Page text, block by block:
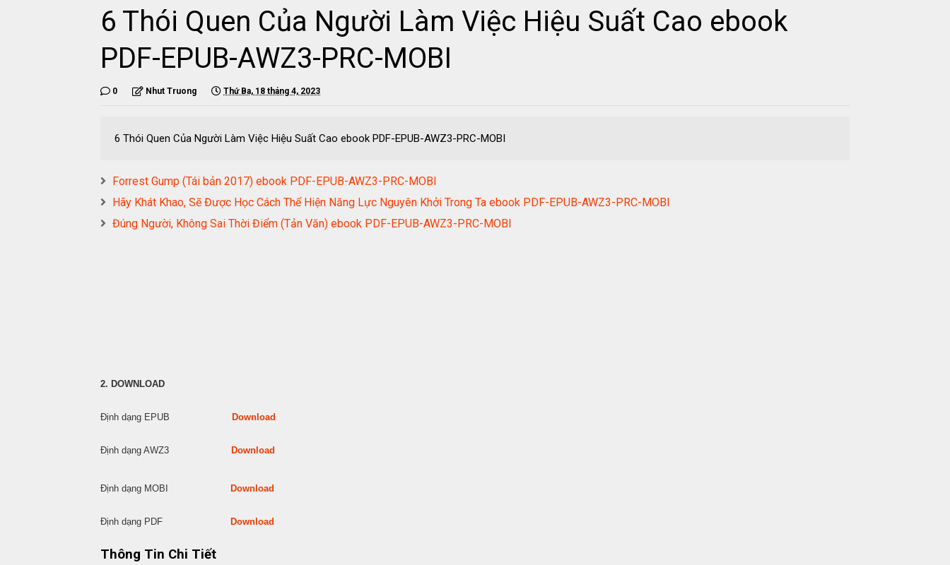
6 Thói Quen Của Người Làm Việc Hiệu Suất Cao ebook
PDF-EPUB-AWZ3-PRC-MOBI
0 Nhut Truong Thứ Ba, 18 tháng 4, 2023
6 Thói Quen Của Người Làm Việc Hiệu Suất Cao ebook PDF-EPUB-AWZ3-PRC-MOBI
Forrest Gump (Tái bản 2017) ebook PDF-EPUB-AWZ3-PRC-MOBI
Hãy Khát Khao, Sẽ Được Học Cách Thể Hiện Năng Lực Nguyên Khởi Trong Ta ebook PDF-EPUB-AWZ3-PRC-MOBI
Đúng Người, Không Sai Thời Điểm (Tản Văn) ebook PDF-EPUB-AWZ3-PRC-MOBI
2. DOWNLOAD
Định dạng EPUB Download
Định dạng AWZ3 Download
Định dạng MOBI Download
Định dạng PDF Download
Thông Tin Chi Tiết